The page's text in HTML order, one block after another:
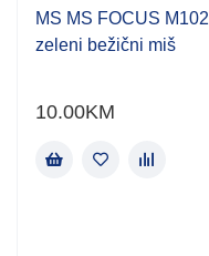
MS MS FOCUS M102
zeleni bežični miš
10.00KM